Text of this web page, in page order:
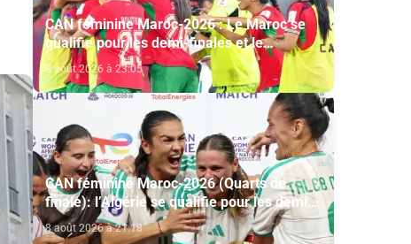
CAN féminine Maroc-2026 : Le Maroc se
qualifie pour les demi-finales et le
Mondial-2027 après sa victoire face à
l’Afrique du Sud (2-1)
8 août 2026 à 23:05
CAN féminine Maroc-2026 (Quarts de
finale): l’Algérie se qualifie pour les demi-
finales en battant la Côte d’Ivoire (2-1)
8 août 2026 à 21:18